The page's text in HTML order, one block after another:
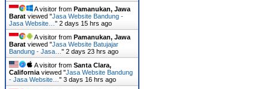
A visitor from Pamanukan, Jawa
Barat viewed "Jasa Website Bandung -
Jasa Website… " 2 days 15 hrs ago
A visitor from Pamanukan, Jawa
Barat viewed "Jasa Website Batujajar
Bandung - Jasa… " 2 days 23 hrs ago
A visitor from Santa Clara,
California viewed "Jasa Website Bandung
- Jasa Website… " 3 days 16 hrs ago